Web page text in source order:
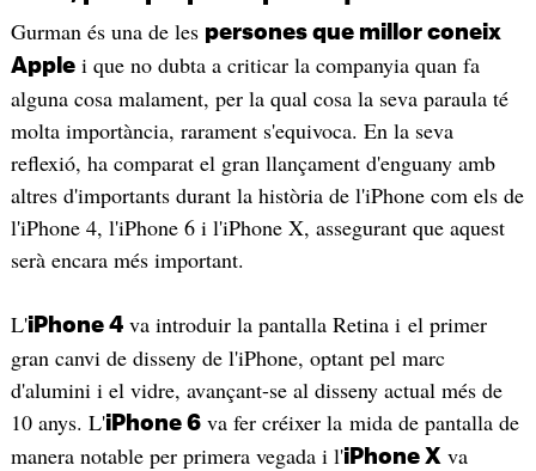
Gurman és una de les persones que millor coneix
Applei que no dubta a criticar la companyia quan fa
alguna cosa malament, per la qual cosa la seva paraula té
molta importància, rarament s'equivoca. En la seva
reflexió, ha comparat el gran llançament d'enguany amb
altres d'importants durant la història de l'iPhone com els de
l'iPhone 4, l'iPhone 6 i l'iPhone X, assegurant que aquest
serà encara més important.
L'iPhone 4va introduir la pantalla Retina i el primer
gran canvi de disseny de l'iPhone, optant pel marc
d'alumini i el vidre, avançant-se al disseny actual més de
10 anys. L'iPhone 6va fer créixer la mida de pantalla de
manera notable per primera vegada i l'iPhone X va